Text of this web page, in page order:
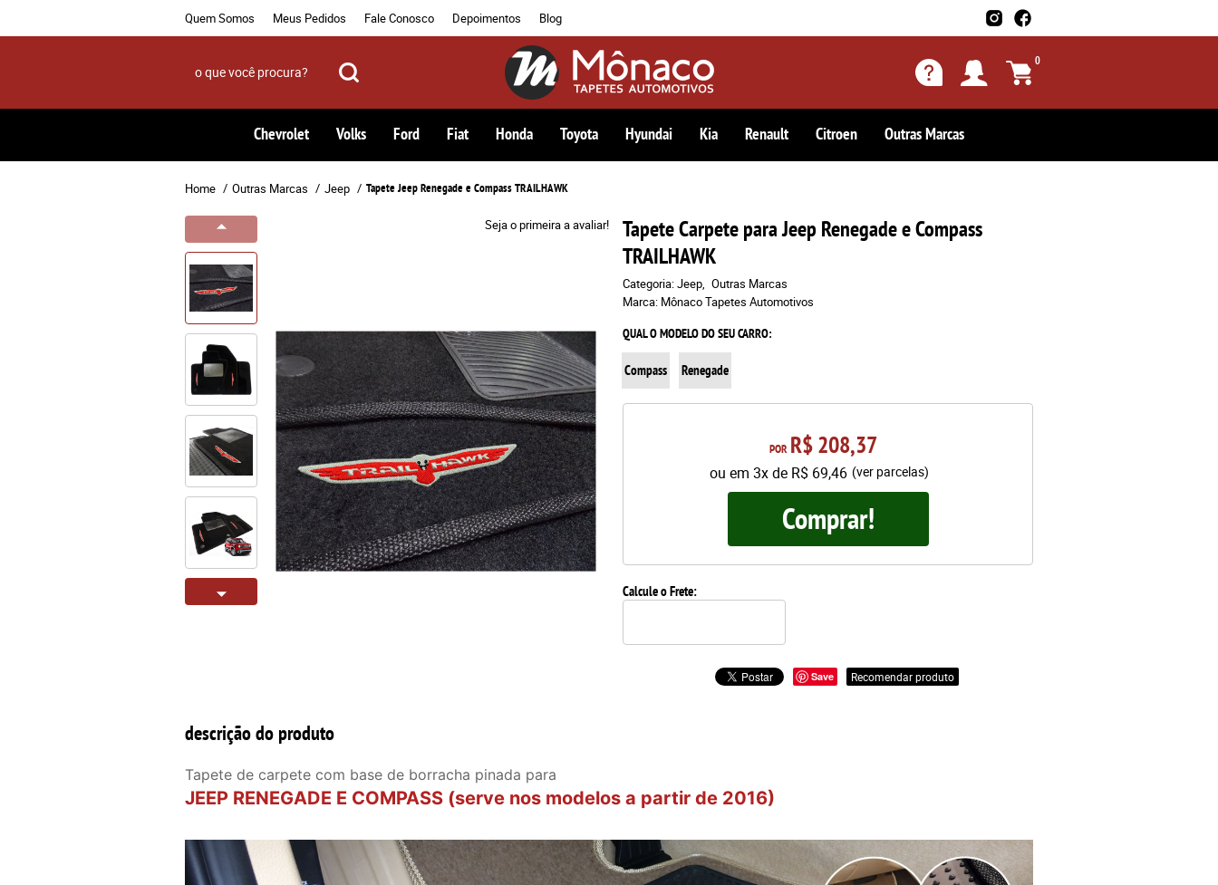
Quem Somos Meus Pedidos Fale Conosco Depoimentos Blog
0
Chevrolet Volks Ford Fiat Honda Toyota Hyundai Kia Renault Citroen Outras Marcas
Home Outras Marcas Jeep Tapete Jeep Renegade e Compass TRAILHAWK
Seja o primeira a avaliar!
Tapete Carpete para Jeep Renegade e Compass
TRAILHAWK
Categoria:Jeep Outras Marcas
Marca: Mônaco Tapetes Automotivos
QUAL O MODELO DO SEU CARRO:
Compass Renegade
POR R$ 208,37
ou em 3xde R$ 69,46 (ver parcelas)
Comprar!
Calcule o Frete:
Save Recomendar produto
descrição do produto
Tapete de carpete com base de borracha pinada para
JEEP RENEGADE E COMPASS (serve nos modelos a partir de 2016)